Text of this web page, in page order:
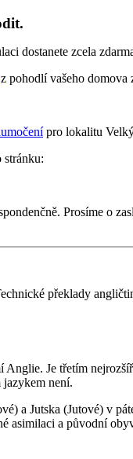
dostanete zcela
z pohodlí vašeho domova
pro lokalitu
stránku:
Prosíme o
překlady
Je třetím
není.
a Jutska (Jutové) v
asimilaci a původní